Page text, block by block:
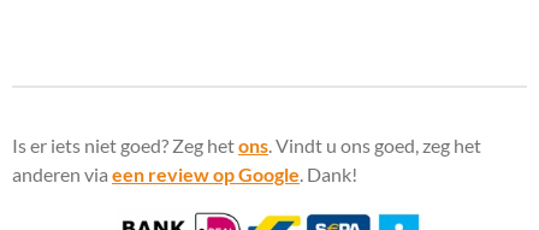
Is er iets niet goed? Zeg hetons . Vindt u ons goed, zeg het
anderen via een review op Google . Dank!